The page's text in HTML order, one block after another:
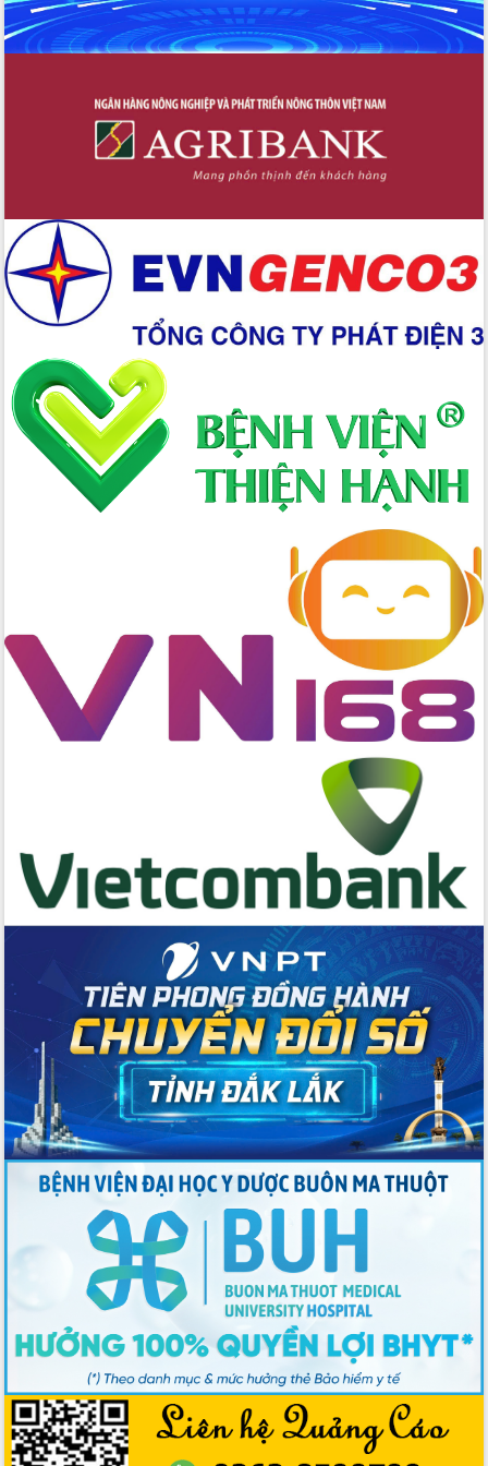
trong phòng chống tảo hôn và hôn
nhân cận huyết thống
Đắk Lắk định vị thương hiệu du lịch
“Biển – Rừng – Cà phê” trong không
gian phát triển mới
Hội nghị chia sẻ kinh nghiệm, chuyển
triển chuyên sâu đến 2030
Chuyển đổi số mở ra không gian phát
triển trong lĩnh vực văn hóa, du lịch
Công bố quyết định của Ban Thường
vụ Tỉnh ủy về công tác cán bộ.
Thủ tướng Phạm Minh Chính: Khẩn
trương tái thiết cuộc sống người dân
sau thiên tai
Tập trung nâng cao chất lượng, tổ
chức sản xuất sầu riêng theo hướng
bền vững
Đẩy nhanh công tác khắc phục, ổn
định đời sống Nhân dân sau bão số 13
nội trú liên cấp tiểu học và THCS xã Ia
Phó Thủ tướng Chính phủ Mai Văn
Chính chia sẻ, động viên người dân
chịu ảnh hưởng nặng từ bão số 13
vốn các chương trình mục tiêu quốc
gia
Xã Ea H'leo giữ vững và nâng cao chất
lượng các tiêu chí nông thôn mới
Công bố quyết định của Ban Thường
vụ Tỉnh ủy về công tác cán bộ
Nâng cao trách nhiệm người đứng
đầu, phát huy tinh thần chủ động,
sáng tạo để đảm bảo tiến độ giải ngân
vốn đầu tư công năm 2025
Sở Công Thương đột phá số hóa 100%
thủ tục trực tuyến lấy sự hài lòng của
doanh nghiệp làm thước đo phục vụ
Đảm bảo công tác bầu cử triển khai
đúng tiến độ, quy trình theo luật định
Ban Tuyên giáo và Dân vận Trung ương
tập huấn công tác khoa giáo năm 2025
Đắk Lắk hưởng ứng Ngày Pháp luật
Việt Nam 2025 và biểu dương 25 tập
thể, cá nhân tiêu biểu
Hội nghị lần thứ nhất Ban Chỉ đạo
công tác bầu cử tỉnh Đắk Lắk
Hội nghị UBND tỉnh thường kỳ tháng
10 năm 2025
Kỳ họp chuyên đề lần thứ Ba, HĐND
tỉnh khóa X